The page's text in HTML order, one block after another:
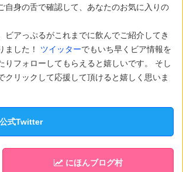
自身の舌で確認して、あなたのお気に入りの
アっぷるがこれまでに飲んでご紹介してき
ました！ ツイッターでもいち早くビア情報を
フォローしてもらえると嬉しいです。 そし
リックして応援して頂けると嬉しく思いま
式Twitter
にほんブログ村